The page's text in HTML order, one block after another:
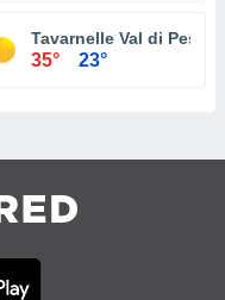
Tavarnelle Val di Pesa
35° 23°